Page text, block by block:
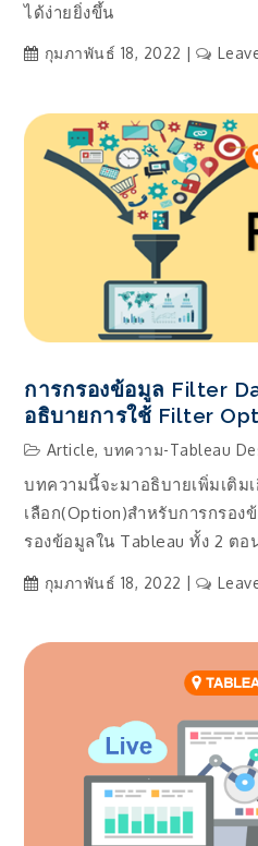
ได้ง่ายยิ่งขึ้น
กุมภาพันธ์ 18, 2022
การกรองข้อมูล Filter
อธิบายการใช้ Filter
Article,บทความ-Tableau
บทความนี้จะมาอธิบายเพิ่มเติม
เลือก(Option)สำหรับการกรอ
รองข้อมูลใน Tableau ทั้ง 2 ต
กุมภาพันธ์ 18, 2022